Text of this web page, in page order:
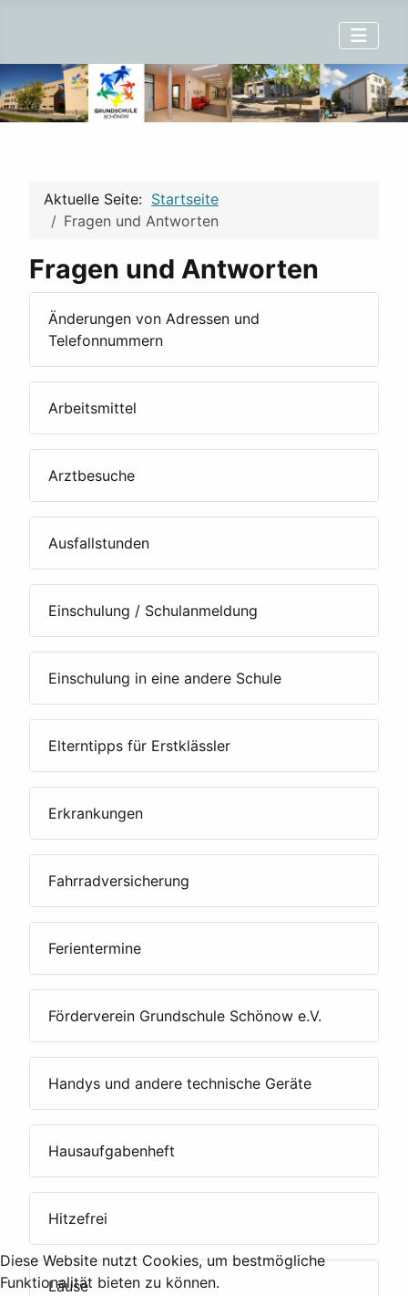
Aktuelle Seite: Startseite
Fragen und Antworten
Fragen und Antworten
Änderungen von Adressen und
Telefonnummern
Arbeitsmittel
Arztbesuche
Ausfallstunden
Einschulung / Schulanmeldung
Einschulung in eine andere Schule
Elterntipps für Erstklässler
Erkrankungen
Fahrradversicherung
Ferientermine
Förderverein Grundschule Schönow e.V.
Handys und andere technische Geräte
Hausaufgabenheft
Hitzefrei
Läuse
Diese Website nutzt Cookies, um bestmögliche
Funktionalität bieten zu können.